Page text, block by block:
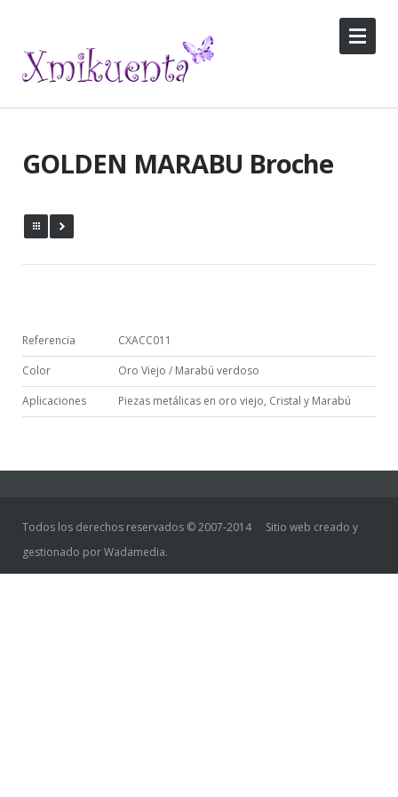
GOLDEN MARABU Broche
Referencia
CXACC011
Color
Oro Viejo / Marabú verdoso
Aplicaciones
Piezas metálicas en oro viejo, Cristal y Marabú
Todos los derechos reservados © 2007-2014
Sitio web creado y
gestionado por Wadamedia.